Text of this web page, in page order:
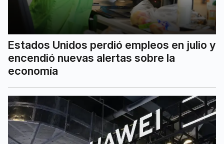
Estados Unidos perdió empleos en julio y
encendió nuevas alertas sobre la
economía